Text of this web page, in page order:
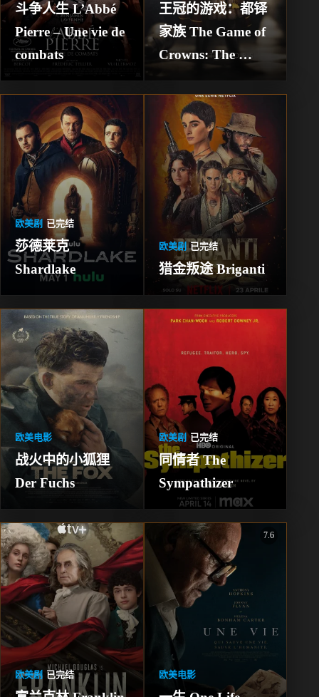
斗争人生 L’Abbé
Pierre – Une vie de
combats
王冠的游戏：都铎
家族 The Game of
Crowns: The
Tudors
欧美剧 已完结
莎德莱克
Shardlake
欧美剧 已完结
猎金叛途 Briganti
欧美电影
战火中的小狐狸
Der Fuchs
欧美剧 已完结
同情者 The
Sympathizer
欧美剧 已完结
7.6
欧美电影